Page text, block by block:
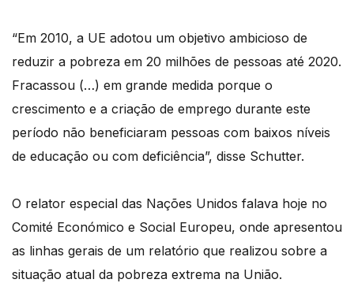
“Em 2010, a UE adotou um objetivo ambicioso de
reduzir a pobreza em 20 milhões de pessoas até 2020.
Fracassou (…) em grande medida porque o
crescimento e a criação de emprego durante este
período não beneficiaram pessoas com baixos níveis
de educação ou com deficiência”, disse Schutter.
O relator especial das Nações Unidos falava hoje no
Comité Económico e Social Europeu, onde apresentou
as linhas gerais de um relatório que realizou sobre a
situação atual da pobreza extrema na União.